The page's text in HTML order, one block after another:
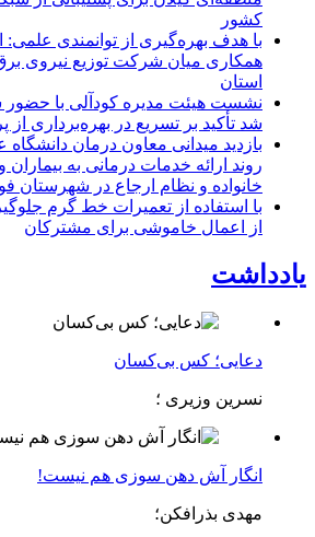
كشور
با هدف بهره‌گیری از توانمندی علمی:
همكاری میان شركت توزیع نیروی برق
استان
نشست هیئت مدیره کودآلی با حضور
شد تأکید بر تسریع در بهره‌برداری از
بازدید میدانی معاون درمان دانشگاه
روند ارائه خدمات درمانی به
خانواده و نظام ارجاع در شهرستان
از اعمال خاموشی برای مشتركان
یادداشت
دعایی؛ کس بی‌کسان
نسرین وزیری ؛
انگار آش دهن سوزی هم نیست!
مهدی بذرافکن؛